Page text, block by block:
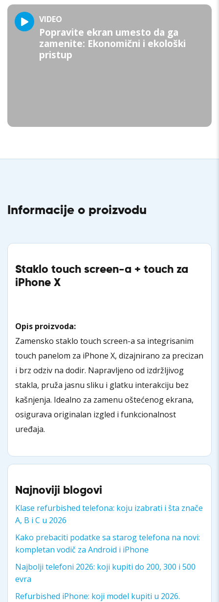
VIDEO
Popravite ekran umesto da ga
zamenite: Ekonomični i ekološki
pristup
Informacije o proizvodu
Staklo touch screen-a + touch za
iPhone X
Opis proizvoda:
Zamensko staklo touch screen-a sa integrisanim
touch panelom za iPhone X, dizajnirano za precizan
i brz odziv na dodir. Napravljeno od izdržljivog
stakla, pruža jasnu sliku i glatku interakciju bez
kašnjenja. Idealno za zamenu oštećenog ekrana,
osigurava originalan izgled i funkcionalnost
uređaja.
Najnoviji blogovi
Klase refurbished telefona: koju izabrati i šta znače
A, B i C u 2026
Kako prebaciti podatke sa starog telefona na novi:
kompletan vodič za Android i iPhone
Najbolji telefoni 2026: koji kupiti do 200, 300 i 500
evra
Refurbished iPhone: koji model kupiti u 2026.